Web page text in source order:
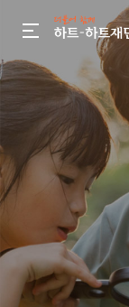
gnb menu open
인기 키워드
#정기후원#하